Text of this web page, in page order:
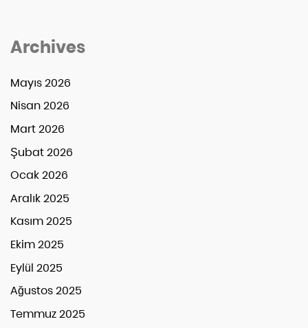
Archives
Mayıs 2026
Nisan 2026
Mart 2026
Şubat 2026
Ocak 2026
Aralık 2025
Kasım 2025
Ekim 2025
Eylül 2025
Ağustos 2025
Temmuz 2025